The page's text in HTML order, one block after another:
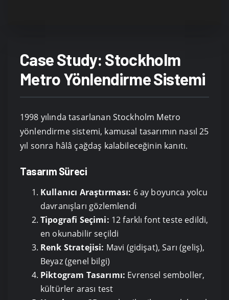
Case Study: Stockholm
Metro Yönlendirme Sistemi
1998 yılında tasarlanan Stockholm Metro
yönlendirme sistemi, kamusal tasarımın nasıl 25
yıl sonra hâlâ çağdaş kalabileceğinin kanıtı.
Tasarım Süreci
Kullanıcı Araştırması: 6 ay boyunca yolcu
davranışları gözlemlendi
Tipografi Seçimi: 12 farklı font teste edildi,
en okunabilir seçildi
Renk Stratejisi: Mavi (gidişat), Sarı (geliş),
Beyaz (genel bilgi)
Piktogram Tasarımı: Evrensel semboller,
kültürler arası test